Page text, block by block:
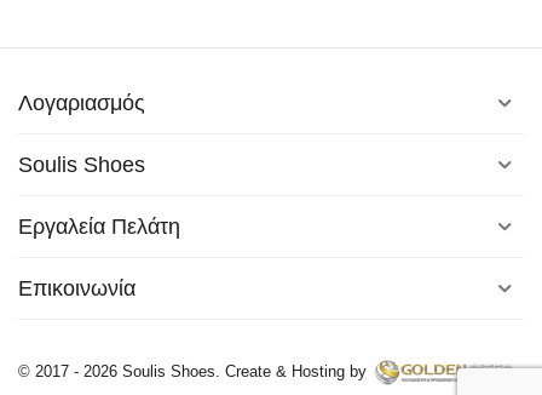
Λογαριασμός
Soulis Shoes
Εργαλεία Πελάτη
Επικοινωνία
© 2017 - 2026 Soulis Shoes. Create & Hosting by